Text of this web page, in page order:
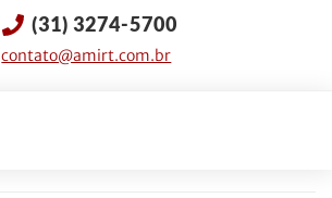
(31) 3274-5700
contato@amirt.com.br